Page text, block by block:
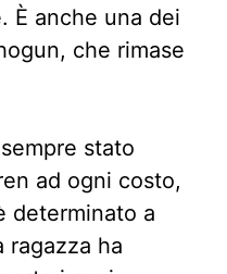
È anche una dei
che rimase
stato
ad ogni costo,
determinato a
ragazza ha